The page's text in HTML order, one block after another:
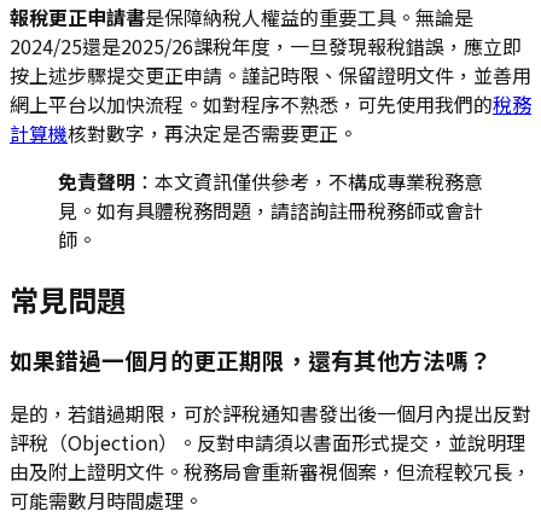
報稅更正申請書是保障納稅人權益的重要工具。無論是
2024/25還是2025/26課稅年度，一旦發現報稅錯誤，應立即
按上述步驟提交更正申請。謹記時限、保留證明文件，並善用
網上平台以加快流程。如對程序不熟悉，可先使用我們的稅務
計算機核對數字，再決定是否需要更正。
免責聲明 ：本文資訊僅供參考，不構成專業稅務意
見。如有具體稅務問題，請諮詢註冊稅務師或會計
師。
常見問題
如果錯過一個月的更正期限，還有其他方法嗎？
是的，若錯過期限，可於評稅通知書發出後一個月內提出反對
評稅（Objection）。反對申請須以書面形式提交，並說明理
由及附上證明文件。稅務局會重新審視個案，但流程較冗長，
可能需數月時間處理。